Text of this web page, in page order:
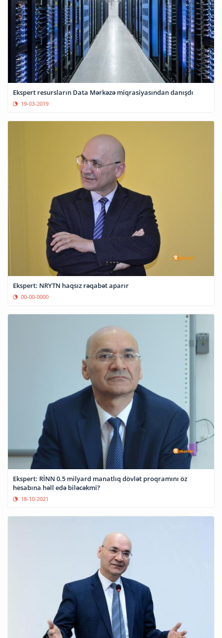
Ekspert resursların Data Mərkəzə miqrasiyasından danışdı
19-03-2019
Ekspert: NRYTN haqsız rəqabət aparır
00-00-0000
Ekspert: RİNN 0.5 milyard manatlıq dövlət proqramını öz
hesabına həll edə biləcəkmi?
18-10-2021